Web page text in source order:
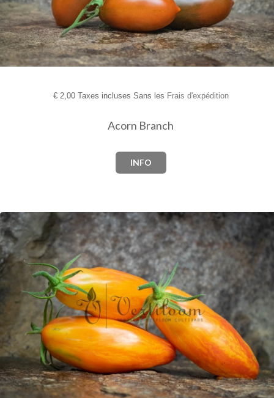
€2,00 Taxes incluses Sans les Frais d'expédition
Acorn Branch
INFO